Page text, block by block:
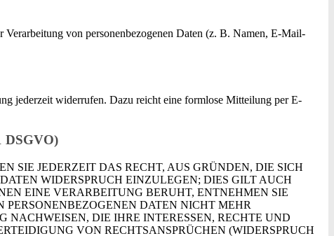
von personenbezogenen Daten (z. B. Namen, E-Mail-
jederzeit widerrufen. Dazu reicht eine formlose Mitteilung per E-
DSGVO)
SIE JEDERZEIT DAS RECHT, AUS GRÜNDEN, DIE SICH
WIDERSPRUCH EINZULEGEN; DIES GILT AUCH
EINE VERARBEITUNG BERUHT, ENTNEHMEN SIE
DATEN NICHT MEHR
DIE IHRE INTERESSEN, RECHTE UND
VON RECHTSANSPRÜCHEN (WIDERSPRUCH